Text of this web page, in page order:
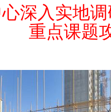
深入实地
重点课题